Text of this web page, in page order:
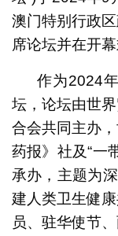
澳门特别行政
席论坛并在开幕
作为2024
坛，论坛由世
合会共同主办
药报》社及“一
承办，主题为
建人类卫生健
员、驻华使节